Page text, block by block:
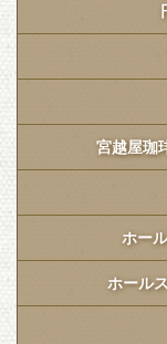
宮越屋珈
ホー
ホール